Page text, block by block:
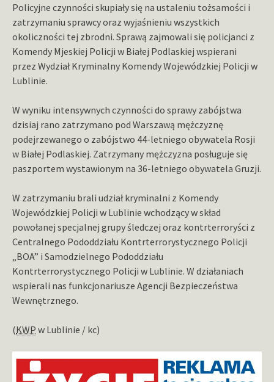
Policyjne czynności skupiały się na ustaleniu tożsamości i
zatrzymaniu sprawcy oraz wyjaśnieniu wszystkich
okoliczności tej zbrodni. Sprawą zajmowali się policjanci z
Komendy Mjeskiej Policji w Białej Podlaskiej wspierani
przez Wydział Kryminalny Komendy Wojewódzkiej Policji w
Lublinie.
W wyniku intensywnych czynności do sprawy zabójstwa
dzisiaj rano zatrzymano pod Warszawą mężczyznę
podejrzewanego o zabójstwo 44-letniego obywatela Rosji
w Białej Podlaskiej. Zatrzymany mężczyzna posługuje się
paszportem wystawionym na 36-letniego obywatela Gruzji.
W zatrzymaniu brali udział kryminalni z Komendy
Wojewódzkiej Policji w Lublinie wchodzący w skład
powołanej specjalnej grupy śledczej oraz kontrterroryści z
Centralnego Pododdziału Kontrterrorystycznego Policji
„BOA” i Samodzielnego Pododdziału
Kontrterrorystycznego Policji w Lublinie. W działaniach
wspierali nas funkcjonariusze Agencji Bezpieczeństwa
Wewnętrznego.
(KWP w Lublinie / kc)